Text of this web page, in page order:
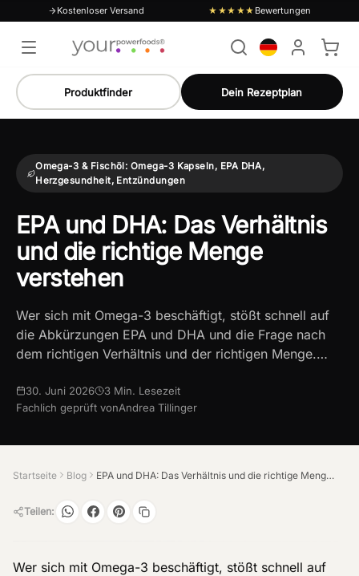
Kostenloser Versand ★★★★★ Bewertungen
Produktfinder Dein Rezeptplan
Omega-3 & Fischöl: Omega-3 Kapseln, EPA DHA,
Herzgesundheit, Entzündungen
EPA und DHA: Das Verhältnis
und die richtige Menge
verstehen
Wer sich mit Omega-3 beschäftigt, stößt schnell auf
die Abkürzungen EPA und DHA und die Frage nach
dem richtigen Verhältnis und der richtigen Menge.…
30. Juni 2026 3 Min. Lesezeit
Fachlich geprüft vonAndrea Tillinger
Startseite Blog EPA und DHA: Das Verhältnis und die richtige Menge verstehen
Teilen:
Wer sich mit Omega-3 beschäftigt, stößt schnell auf